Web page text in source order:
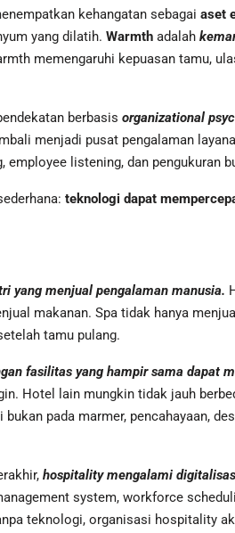
kehangatan sebagai aset
yang dilatih. Warmthadalah
memengaruhi kepuasan tamu,
berbasis organizational
menjadi pusat pengalaman
employee listening, dan pengukuran
teknologi dapat
yang menjual pengalaman manusia.
makanan. Spa tidak hanya
tamu pulang.
fasilitas yang hampir sama dapat
Hotel lain mungkin tidak jauh
bukan pada marmer, pencahayaan,
hospitality mengalami
system, workforce
teknologi, organisasi hospitality